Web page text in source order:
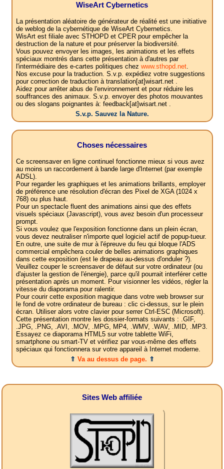
WiseArt Cybernetics
La présentation aléatoire de générateur de réalité est une initiative
de weblog de la cybernétique de WiseArt Cybernetics.
WisArt est filiale avec STHOPD et CPER pour empêcher la
destruction de la nature et pour préserver la biodiversité.
Vous pouvez envoyer les images, les animations et les effets
spéciaux montrés dans cette présentation à d'autres par
l'intermédiaire des e-cartes politiques chez www.sthopd.net.
Nos excuse pour la traduction. S.v.p. expédiez votre suggestions
pour correction de traduction à translation[at]wisart.net .
Aidez pour arrêter abus de l'environnement et pour réduire les
souffrances des animaux. S.v.p. envoyer des photos mouvantes
ou des slogans poignantes à: feedback[at]wisart.net .
S.v.p. Sauvez la Nature.
Choses nécessaires
Ce screensaver en ligne continuel fonctionne mieux si vous avez
au moins un raccordement à bande large d'Internet (par exemple
ADSL).
Pour regarder les graphiques et les animations brillants, employer
de préférence une résolution d'écran des Pixel de XGA (1024 x
768) ou plus haut.
Pour un spectacle fluent des animations ainsi que des effets
visuels spéciaux (Javascript), vous avez besoin d'un processeur
prompt.
Si vous voulez que l'exposition fonctionne dans un plein écran,
vous devez neutraliser n'importe quel logiciel actif de popup-tueur.
En outre, une suite de mur à l'épreuve du feu qui bloque l'ADS
commercial empêchera couler de belles animations graphiques
dans cette exposition (est le drapeau au-dessus d'onduler ?).
Veuillez couper le screensaver de défaut sur votre ordinateur (ou
d'ajuster la gestion de l'énergie), parce qu'il pourrait interférer cette
présentation après un moment. Pour visionner les vidéos, régler la
vitesse du diaporama pour ralentir.
Pour courir cette exposition magique dans votre web browser sur
le fond de votre ordinateur de bureau : clic ci-dessus, sur le plein
écran. Utiliser alors votre clavier pour serrer Ctrl-ESC (Microsoft).
Cette présentation montre les dossier-formats suivants : .GIF,
.JPG, .PNG, .AVI, .MOV, .MPG, MP4, .WMV, .WAV, .MID, .MP3.
Essayez ce diaporama HTML5 sur votre tablette WiFi,
smartphone ou smart-TV et vérifiez par vous-même des effets
spéciaux qui fonctionnera sur votre appareil à Internet moderne.
⇑ Va au dessus de page. ⇑
Sites Web affiliée